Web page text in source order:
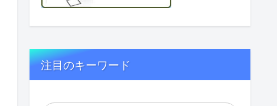
注目のキーワード